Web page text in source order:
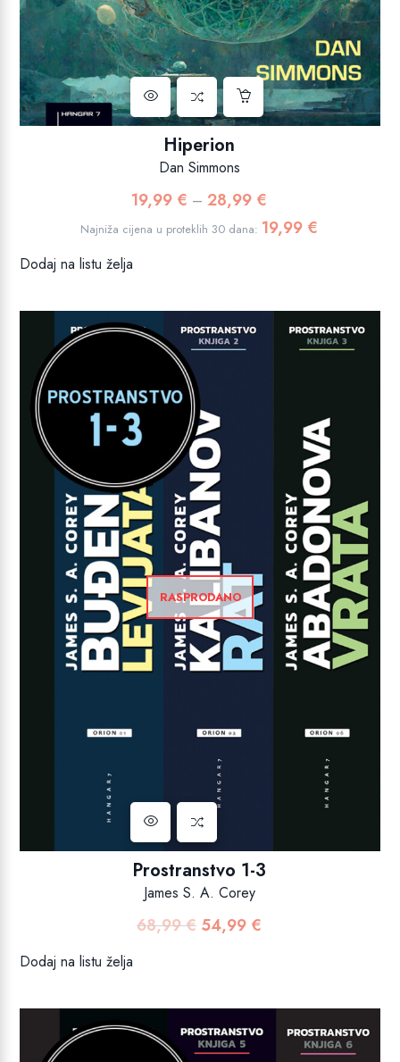
Hiperion
Dan Simmons
19,99 € – 28,99 €
cijena:
28,99 €
Najniža cijena u proteklih 30 dana: 19,99 €
Dodaj na listu želja
RASPRODANO
Prostranstvo 1-3
James S. A. Corey
68,99€ Izvorna
68,99 €.
54,99 €
Dodaj na listu želja